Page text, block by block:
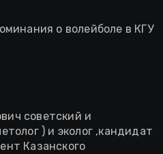
о волейболе в КГУ
советский и
) и эколог ,кандидат
Казанского